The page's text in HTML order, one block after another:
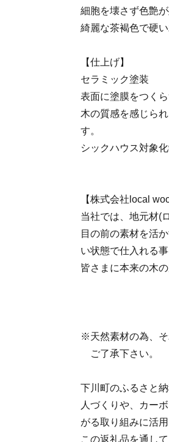
細胞を壊さず色艶
綺麗な茶褐色で硬い
【仕上げ】
セラミック塗装
表面に塗膜をつく
木の質感を感じら
す。
シックハウス対象
【株式会社local
当社では、地元材(
目の前の素材を活
い状態で仕入れる事
皆さまに本来の木
※天然素材の為、そ
ご了承下さい。
下川町のふるさと
人づくりや、カー
がる取り組みに活用
この返礼品を通し